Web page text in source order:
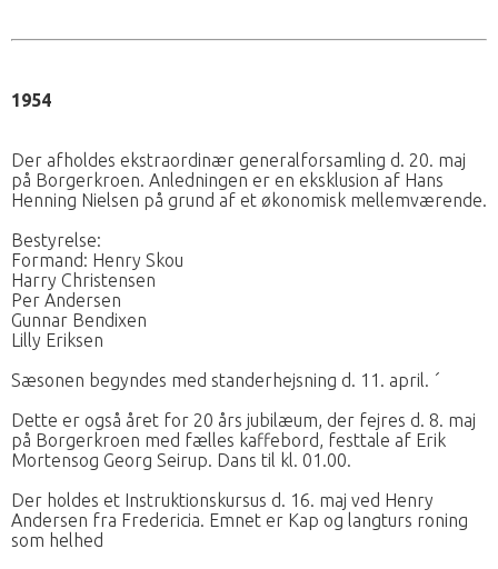
1954
Der afholdes ekstraordinær generalforsamling d. 20. maj
på Borgerkroen. Anledningen er en eksklusion af Hans
Henning Nielsen på grund af et økonomisk mellemværende.
Bestyrelse:
Formand: Henry Skou
Harry Christensen
Per Andersen
Gunnar Bendixen
Lilly Eriksen
Sæsonen begyndes med standerhejsning d. 11. april. ´
Dette er også året for 20 års jubilæum, der fejres d. 8. maj
på Borgerkroen med fælles kaffebord, festtale af Erik
Mortensog Georg Seirup. Dans til kl. 01.00.
Der holdes et Instruktionskursus d. 16. maj ved Henry
Andersen fra Fredericia. Emnet er Kap og langturs roning
som helhed